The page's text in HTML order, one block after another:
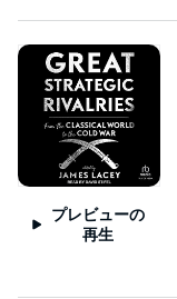
プレビューの
再生